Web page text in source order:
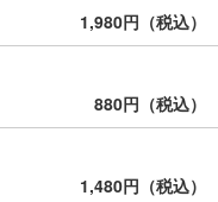
1,980円（税込）
880円（税込）
1,480円（税込）